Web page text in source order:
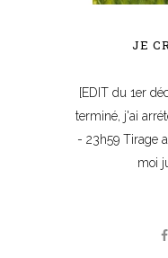
JE
[EDIT du 1er
terminé, j'ai
- 23h59 Tirage
moi